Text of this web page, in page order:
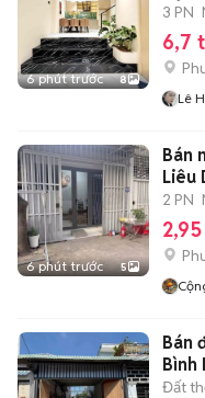
6 phút trước 8
TỶ
3 PN
6,7
Lê
6 phút trước 5
Bán
Liêu
2 PN
Bán
Bình
Đất